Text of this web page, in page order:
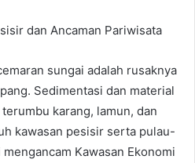
dan Ancaman Pariwisata
sungai adalah rusaknya
Sedimentasi dan material
karang, lamun, dan
kawasan pesisir serta pulau-
Kawasan Ekonomi